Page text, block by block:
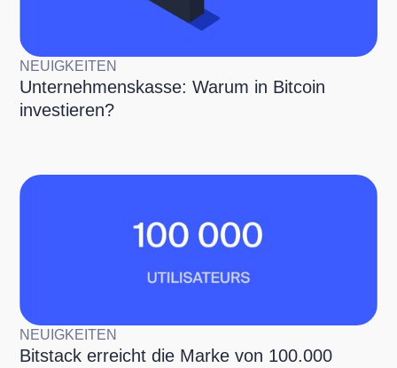
NEUIGKEITEN
Unternehmenskasse: Warum in Bitcoin
investieren?
NEUIGKEITEN
Bitstack erreicht die Marke von 100.000